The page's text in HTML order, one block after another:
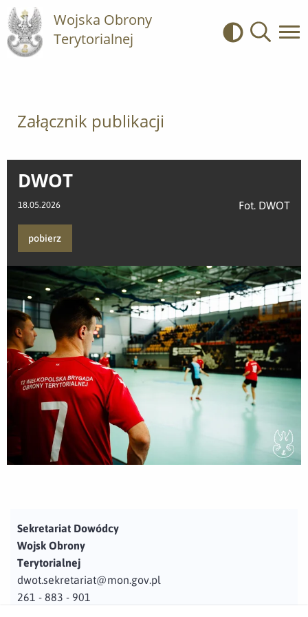
Wojska Obrony
Terytorialnej
Kontrast
Załącznik publikacji
DWOT
18.05.2026 Fot. DWOT
pobierz
Sekretariat Dowódcy
Wojsk Obrony
Terytorialnej
dwot.sekretariat@mon.gov.pl
261 - 883 - 901